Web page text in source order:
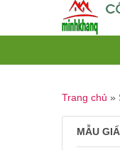
Trang chủ »
MẪU